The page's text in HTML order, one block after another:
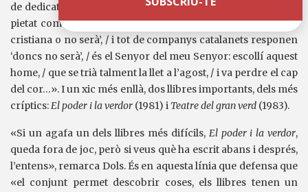
de dedicatòries personals, fan així: «El Senyor, tan digne de
pietat com nosaltres, / els catalans, perquè ‘Catalunya serà
cristiana o no serà’, / i tot de companys catalanets responen
‘doncs no serà’, / és el Senyor del meu Senyor: escollí aquest
home, / que se trià talment la llet a l’agost, / i va perdre el cap
del cor…». I un xic més enllà, dos llibres importants, dels més
críptics:El poder i la verdor (1981) i Teatre del gran verd (1983).
«Si un agafa un dels llibres més difícils, El poder i la verdor,
queda fora de joc, però si veus què ha escrit abans i després,
l’entens», remarca Dols. És en aquesta línia que defensa que
«el conjunt permet descobrir coses, els llibres tenen un